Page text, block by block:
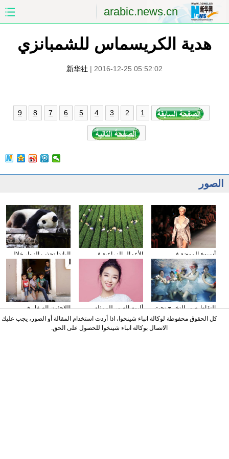
arabic.news.cn
الصفحة الأولى
الشرق الأوسط العالم
العلوم والصحة الثقافة والتعليم
هدية الكريسماس للشمبانزي
新华社 | 2016-12-25 05:52:02
1
2
3
4
5
6
7
8
9
الصور
الباندا تجذب الزوار خلال
عطلة العيد الوطني
الصيني
الأعمال الزراعية في
فصل الخريف
أسبوع الموضة في
نيويورك
اللاجئون الصغار فى
دمشق بسوريا
ألبوم الصور للممثلة
الصينية نينغ شين
التقاط صور التخرج تحت
المياه
كل الحقوق محفوظة لوكالة انباء شينخوا، اذا أردت استخدام المقالة أو الصور، يجب عليك
الاتصال بوكالة انباء شينخوا للحصول على الحق.